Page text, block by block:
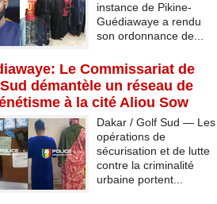
instance de Pikine-
Guédiawaye a rendu
son ordonnance de...
Le Commissariat de
démantèle un réseau de
à la cité Aliou Sow
Dakar / Golf Sud — Les
opérations de
sécurisation et de lutte
contre la criminalité
urbaine portent...